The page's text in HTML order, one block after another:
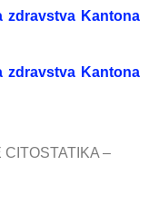
zdravstva Kantona
zdravstva Kantona
CITOSTATIKA –